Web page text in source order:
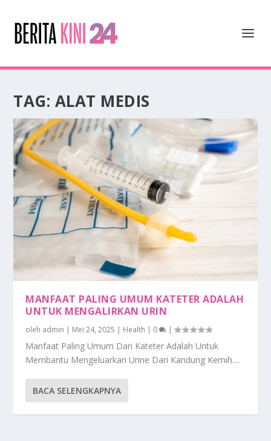
TAG: ALAT MEDIS
MANFAAT PALING UMUM KATETER ADALAH
UNTUK MENGALIRKAN URIN
oleh admin | Mei 24, 2025 | Health | 0 |
Manfaat Paling Umum Dari Kateter Adalah Untuk
Membantu Mengeluarkan Urine Dari Kandung Kemih....
BACA SELENGKAPNYA